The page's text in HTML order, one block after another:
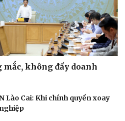
mắc, không đẩy doanh
Lào Cai: Khi chính quyền xoay